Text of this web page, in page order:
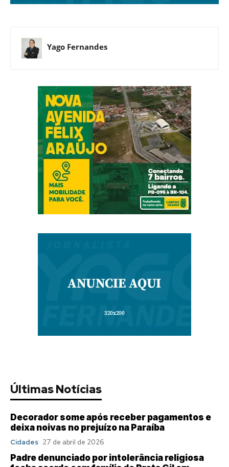
Yago Fernandes
Últimas Notícias
Decorador some após receber pagamentos e
deixa noivas no prejuízo na Paraíba
Cidades 27 de abril de 2026
Padre denunciado por intolerância religiosa